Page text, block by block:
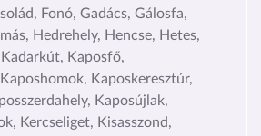
Fonó, Gadács, Gálosfa,
Hedrehely, Hencse, Hetes,
Kadarkút, Kaposfő,
Kaposkeresztúr,
Kaposújlak,
Kercseliget, Kisasszond,